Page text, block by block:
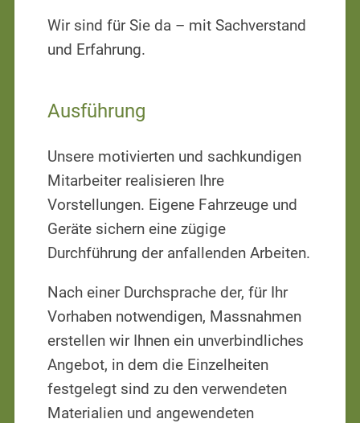
Wir sind für Sie da – mit Sachverstand
und Erfahrung.
Ausführung
Unsere motivierten und sachkundigen
Mitarbeiter realisieren Ihre
Vorstellungen. Eigene Fahrzeuge und
Geräte sichern eine zügige
Durchführung der anfallenden Arbeiten.
Nach einer Durchsprache der, für Ihr
Vorhaben notwendigen, Massnahmen
erstellen wir Ihnen ein unverbindliches
Angebot, in dem die Einzelheiten
festgelegt sind zu den verwendeten
Materialien und angewendeten